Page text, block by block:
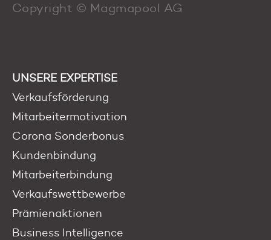
Copyright © Magmapool AG
UNSERE EXPERTISE
Verkaufsförderung
Mitarbeitermotivation
Corona Sonderbonus
Kundenbindung
Mitarbeiterbindung
Verkaufswettbewerbe
Prämienaktionen
Business Intelligence